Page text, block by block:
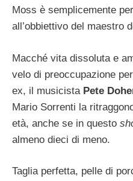
Moss è semplicemente
all’obbiettivo del maestro
Macché vita dissoluta e
velo di preoccupazione
ex, il musicista Pete
Mario Sorrenti la
età, anche se in questo
almeno dieci di meno.
Taglia perfetta, pelle di